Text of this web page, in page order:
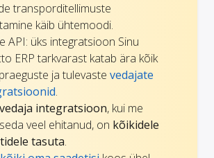
transporditellimuste
käib ühtemoodi.
API: üks integratsioon Sinu
ERP tarkvarast katab ära kõik
ja tulevaste vedajate
.
integratsioon, kui me
veel ehitanud, on kõikidele
tasuta.